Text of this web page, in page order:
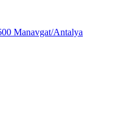
Manavgat/Antalya